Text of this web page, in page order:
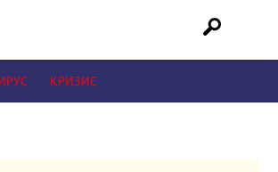
КРИЗИС